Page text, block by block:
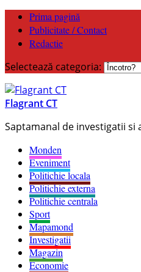
Prima pagină
Publicitate / Contact
Redactie
Selectează categoria:
Flagrant CT
Saptamanal de investigatii
Monden
Eveniment
Politichie locala
Politichie externa
Politichie centrala
Sport
Mapamond
Investigatii
Magazin
Economie